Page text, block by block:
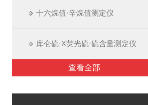
十六烷值·辛烷值测定仪
库仑硫·X荧光硫·硫含量测定仪
查看全部